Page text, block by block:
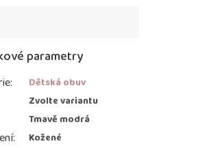
parametry
: Dětská obuv
Zvolte variantu
Tmavě modrá
: Kožené